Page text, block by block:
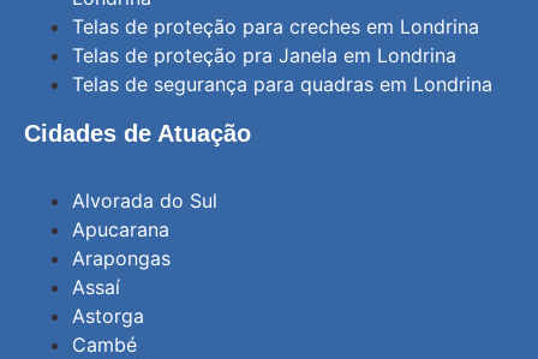
Telas de proteção para creches em Londrina
Telas de proteção pra Janela em Londrina
Telas de segurança para quadras em Londrina
Cidades de Atuação
Alvorada do Sul
Apucarana
Arapongas
Assaí
Astorga
Cambé